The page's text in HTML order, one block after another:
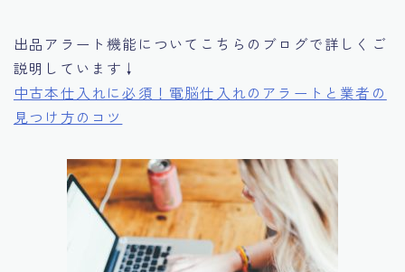
出品アラート機能についてこちらのブログで詳しくご
説明しています↓
中古本仕入れに必須！電脳仕入れのアラートと業者の
見つけ方のコツ